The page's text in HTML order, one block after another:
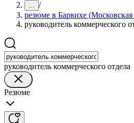
... /
резюме в Барвихе (Московская
руководитель коммерческого
руководитель коммерческого отдела
Резюме